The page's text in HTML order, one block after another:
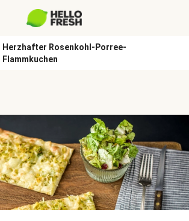
Herzhafter Rosenkohl-Porree-
Flammkuchen